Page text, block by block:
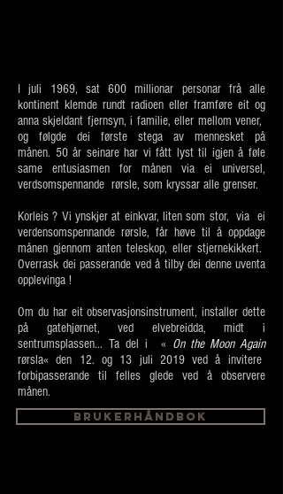
I juli 1969, sat 600 millionar personar frå alle
kontinent klemde rundt radioen eller framføre eit og
anna skjeldant fjernsyn, i familie, eller mellom vener,
og følgde dei første stega av mennesket på
månen. 50 år seinare har vi fått lyst til igjen å føle
same entusiasmen for månen via ei universel,
verdsomspennande rørsle, som kryssar alle grenser.
Korleis ? Vi ynskjer at einkvar, liten som stor, via ei
verdensomspennande rørsle, får høve til å oppdage
månen gjennom anten teleskop, eller stjernekikkert.
Overrask dei passerande ved å tilby dei denne uventa
opplevinga !
Om du har eit observasjonsinstrument, installer dette
på gatehjørnet, ved elvebreidda, midt i
sentrumsplassen... Ta del i « On the Moon Again
rørsla« den 12. og 13 juli 2019 ved å invitere
forbipasserande til felles glede ved å observere
månen.
brukerhåndbok